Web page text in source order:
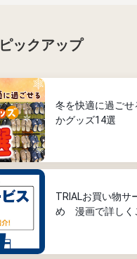
ピックアップ
冬を快適に過ごせ
かグッズ14選
TRIALお買い物サ
め 漫画で詳しく